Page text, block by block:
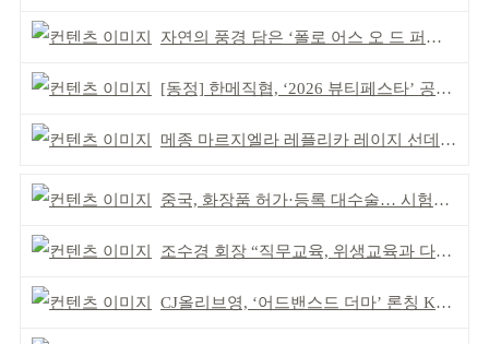
자연의 풍경 담은 ‘폴로 어스 오 드 퍼퓸’ 4종 출시
[동정] 한메직협, ‘2026 뷰티페스타’ 공동 주최
메종 마르지엘라 레플리카 레이지 선데이 모닝 디퓨저
중국, 화장품 허가·등록 대수술… 시험자료 공용 허용
조수경 회장 “직무교육, 위생교육과 다르다”
CJ올리브영, ‘어드밴스드 더마’ 론칭 K더마 육성 박차